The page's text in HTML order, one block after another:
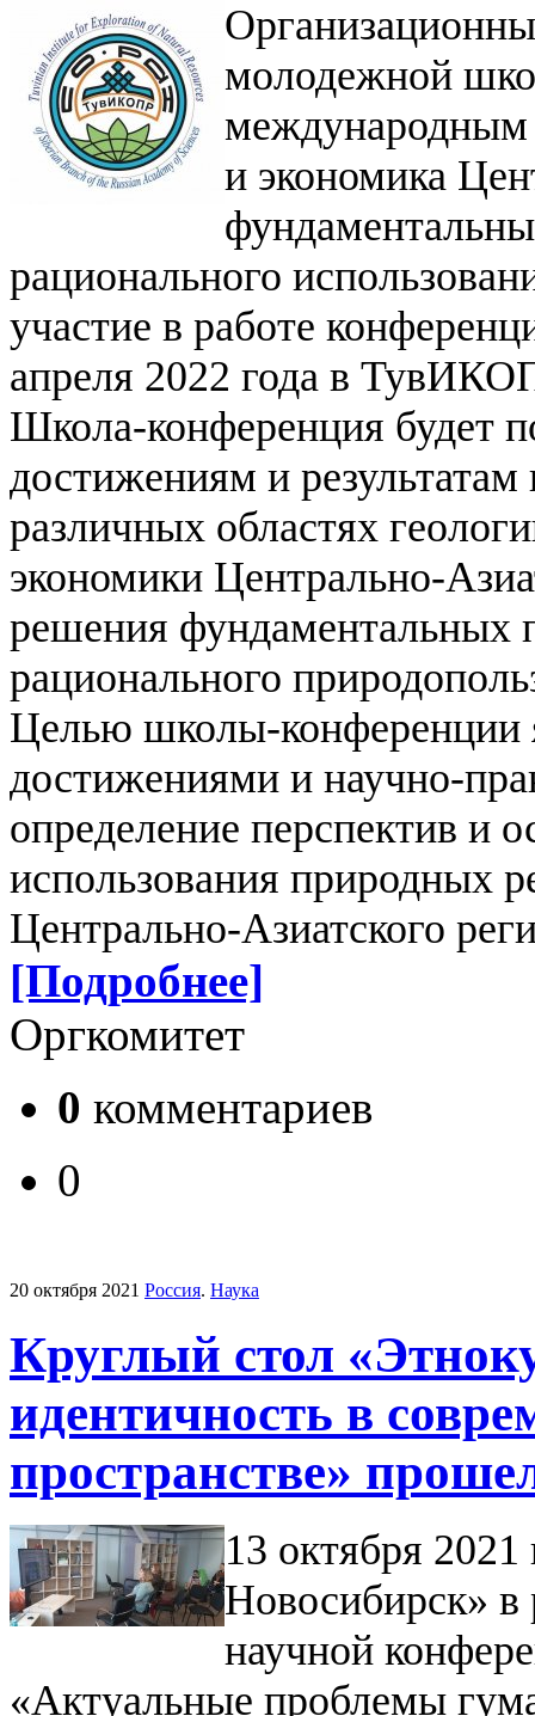
молодежной
международным
и экономика
рационального
участие в работе
апреля 2022 года в
Школа-конференция будет
достижениям и
различных областях
экономики Центрально-
решения фундаментальных
рационального
Целью школы-конференции
достижениями и научно-
определение перспектив и
использования природных
Центрально-Азиатского
[Подробнее]
Оргкомитет
0 комментариев
0
20 октября 2021 Россия. Наука
Круглый стол
идентичность в
пространстве»
13 октября
Новосибирск»
научной
«Актуальные проблемы